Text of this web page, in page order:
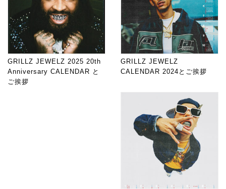
GRILLZ JEWELZ 2025 20th
Anniversary CALENDAR と
ご挨拶
GRILLZ JEWELZ
CALENDAR 2024とご挨拶